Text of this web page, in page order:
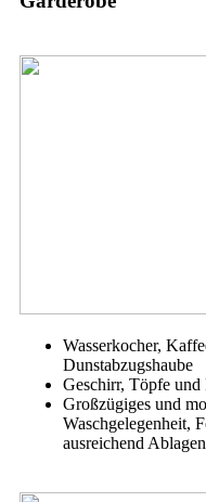
Wasserkocher,
Dunstabzugshaube
Geschirr, Töpfe und
Großzügiges und
Waschgelegenheit,
ausreichend